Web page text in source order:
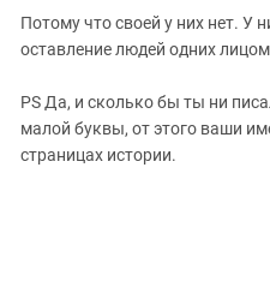
Потому что своей у них нет. У
оставление людей одних
PS Да, и сколько бы ты ни
малой буквы, от этого ваши
страницах истории.